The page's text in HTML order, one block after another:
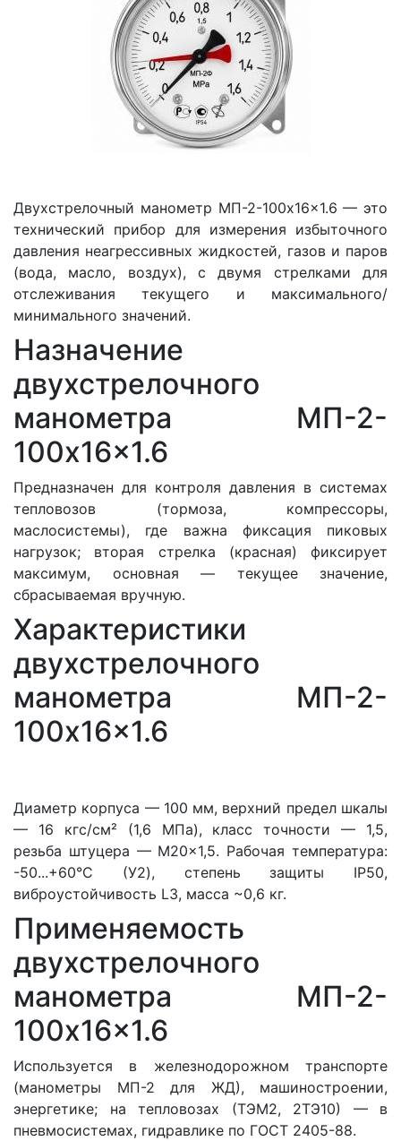
Двухстрелочный манометр МП-2-100x16x1.6 — это
технический прибор для измерения избыточного
давления неагрессивных жидкостей, газов и паров
(вода, масло, воздух), с двумя стрелками для
отслеживания текущего и максимального/
минимального значений.
Назначение
двухстрелочного
манометра МП-2-
100x16x1.6
Предназначен для контроля давления в системах
тепловозов (тормоза, компрессоры,
маслосистемы), где важна фиксация пиковых
нагрузок; вторая стрелка (красная) фиксирует
максимум, основная — текущее значение,
сбрасываемая вручную.
Характеристики
двухстрелочного
манометра МП-2-
100x16x1.6
Диаметр корпуса — 100 мм, верхний предел шкалы
— 16 кгс/см² (1,6 МПа), класс точности — 1,5,
резьба штуцера — М20×1,5. Рабочая температура:
-50...+60°C (У2), степень защиты IP50,
виброустойчивость L3, масса ~0,6 кг.
Применяемость
двухстрелочного
манометра МП-2-
100x16x1.6
Используется в железнодорожном транспорте
(манометры МП-2 для ЖД), машиностроении,
энергетике; на тепловозах (ТЭМ2, 2ТЭ10) — в
пневмосистемах, гидравлике по ГОСТ 2405-88.